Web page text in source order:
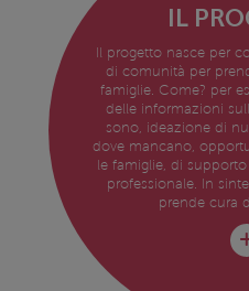
IL
Il progetto nasce per
di comunità per
famiglie. Come? per
delle informazioni
sono, ideazione di
dove mancano,
le famiglie, di
professionale. In
prende cura